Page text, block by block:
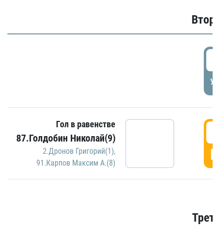
Гол в равенстве
87.Голдобин Николай(9)
2.Дронов Григорий(1),
91.Карпов Максим А.(8)